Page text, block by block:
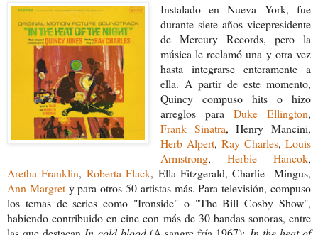
Instalado en Nueva York, fue
durante siete años vicepresidente
de Mercury Records, pero la
música le reclamó una y otra vez
hasta integrarse enteramente a
ella. A partir de este momento,
Quincy compuso hits o hizo
arreglos para Duke Ellington,
Frank Sinatra, Henry Mancini,
Herb Alpert, Ray Charles,Louis
Armstrong, Herbie Hancok,
Aretha Franklin,Roberta Flack, Ella Fitzgerald, Charlie Mingus,
Ann Margrety para otros 50 artistas más. Para televisión, compuso
los temas de series como "Ironside" o "The Bill Cosby Show",
habiendo contribuido en cine con más de 30 bandas sonoras, entre